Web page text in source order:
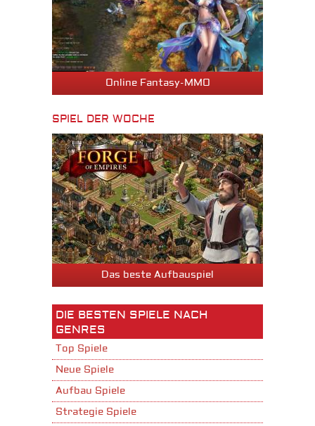
Online Fantasy-MMO
SPIEL DER WOCHE
Das beste Aufbauspiel
DIE BESTEN SPIELE NACH
GENRES
Top Spiele
Neue Spiele
Aufbau Spiele
Strategie Spiele